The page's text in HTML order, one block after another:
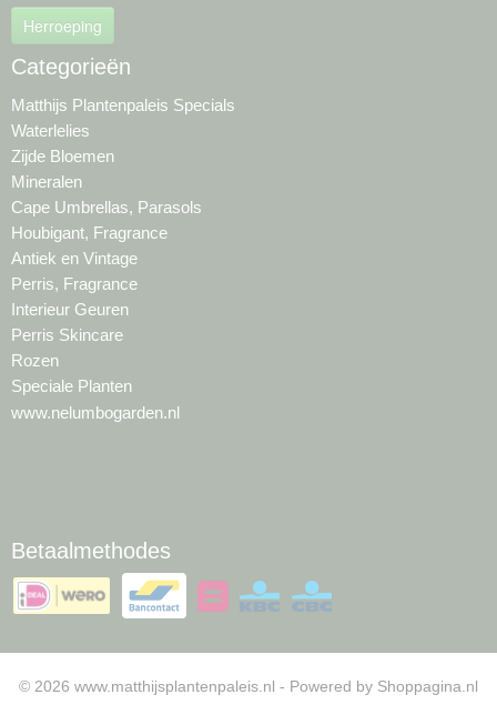
Herroeping
Categorieën
Matthijs Plantenpaleis Specials
Waterlelies
Zijde Bloemen
Mineralen
Cape Umbrellas, Parasols
Houbigant, Fragrance
Antiek en Vintage
Perris, Fragrance
Interieur Geuren
Perris Skincare
Rozen
Speciale Planten
www.nelumbogarden.nl
Betaalmethodes
© 2026 www.matthijsplantenpaleis.nl - Powered by Shoppagina.nl